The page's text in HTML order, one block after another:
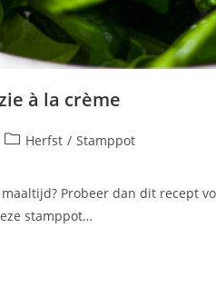
à la crème
Herfst / Stamppot
Probeer dan dit recept
stamppot…